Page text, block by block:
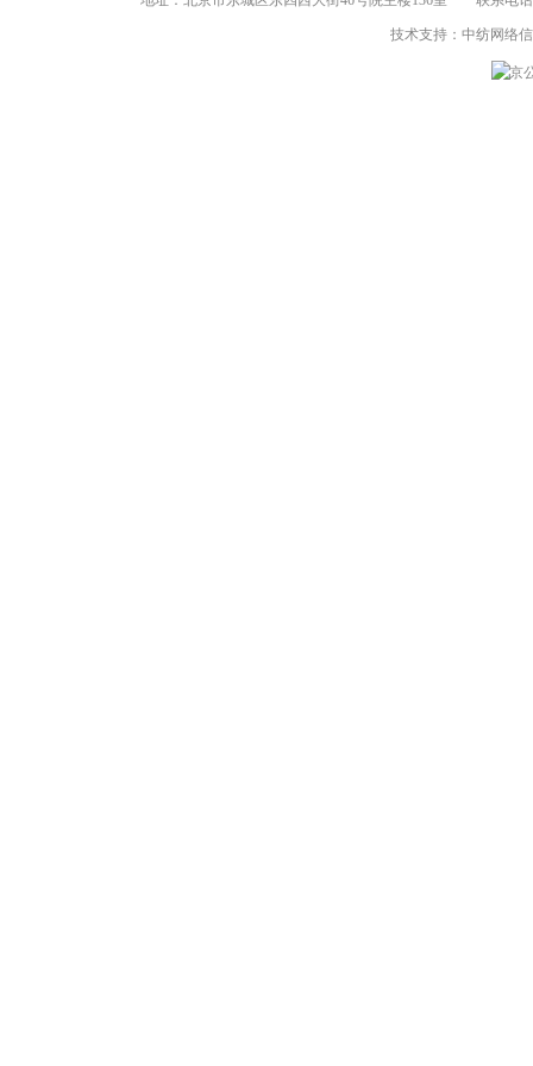
技术支持：中纺网络
京